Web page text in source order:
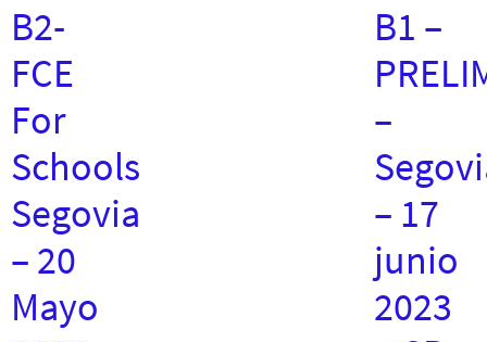
B2-
FCE
For
Schools
Segovia
– 20
Mayo
B1 –
–
– 17
junio
2023